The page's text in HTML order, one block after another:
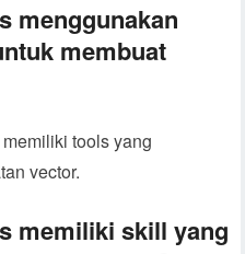
menggunakan
membuat
tools yang
vector.
memiliki skill yang